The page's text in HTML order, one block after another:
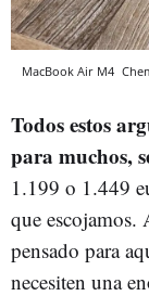
MacBook Air M4
Todos estos
para muchos,
1.199 o 1.449
que escojamos.
pensado para
necesiten una